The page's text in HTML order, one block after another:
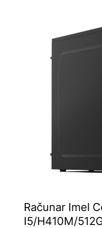
Računar Imel
I5/H410M/